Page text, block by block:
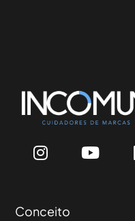
Conceito